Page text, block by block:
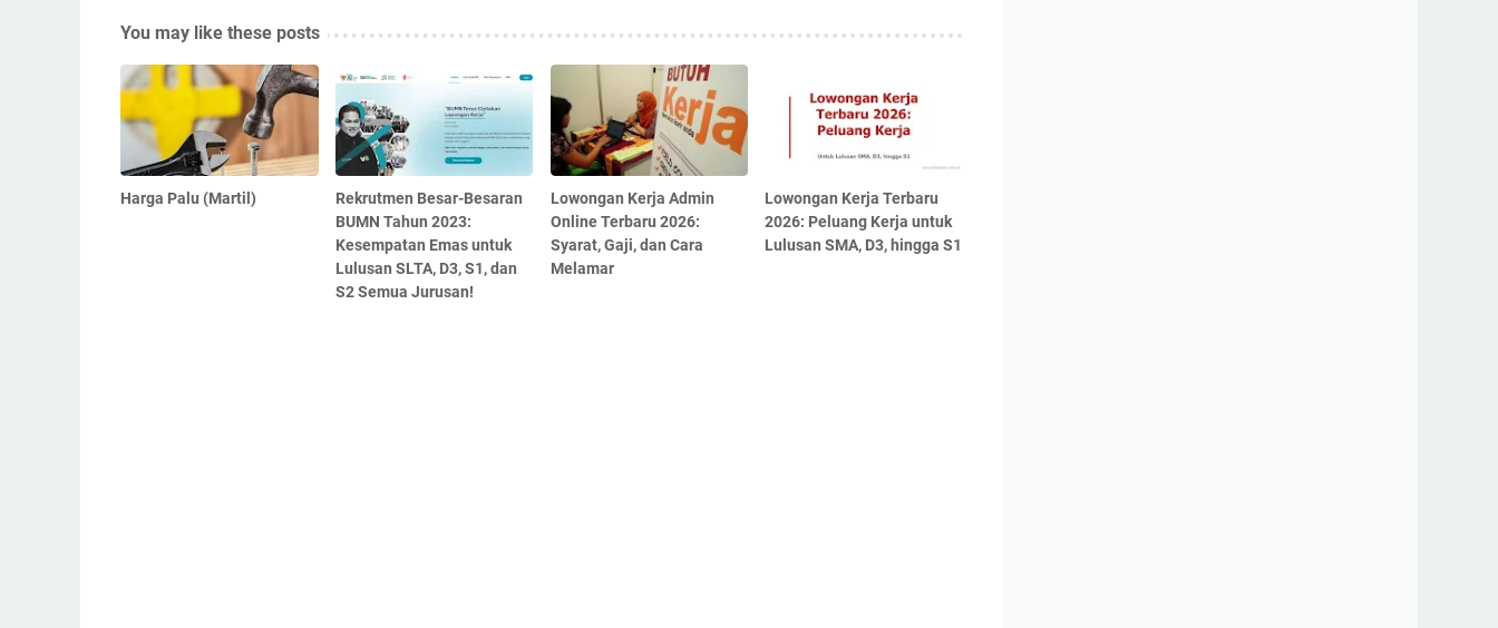
You may like these posts
Harga Palu (Martil)
Rekrutmen Besar-Besaran
BUMN Tahun 2023:
Kesempatan Emas untuk
Lulusan SLTA, D3, S1, dan
S2 Semua Jurusan!
Lowongan Kerja Admin
Online Terbaru 2026:
Syarat, Gaji, dan Cara
Melamar
Lowongan Kerja Terbaru
2026: Peluang Kerja untuk
Lulusan SMA, D3, hingga S1